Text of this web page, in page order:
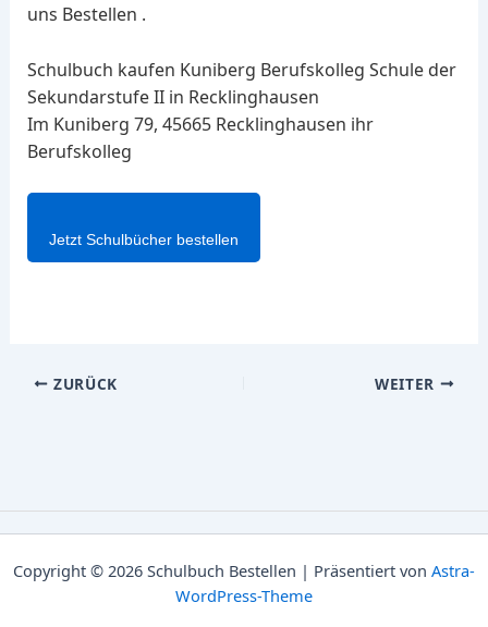
uns Bestellen .
Schulbuch kaufen Kuniberg Berufskolleg Schule der
Sekundarstufe II in Recklinghausen
Im Kuniberg 79, 45665 Recklinghausen ihr
Berufskolleg
Jetzt Schulbücher bestellen
ZURÜCK WEITER
Copyright © 2026 Schulbuch Bestellen | Präsentiert von Astra-
WordPress-Theme